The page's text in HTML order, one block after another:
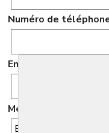
Numéro de
Email
Message